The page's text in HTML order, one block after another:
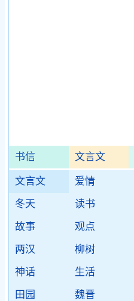
书信 文言文
文言文 爱情
冬天
读书
故事
观点
两汉
柳树
神话
生活
田园
魏晋